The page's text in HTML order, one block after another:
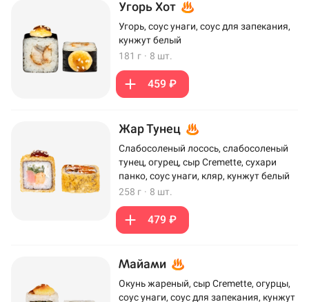
Угорь Хот
Угорь, соус унаги, соус для запекания,
кунжут белый
181 г · 8 шт.
459 ₽
Жар Тунец
Слабосоленый лосось, слабосоленый
тунец, огурец, сыр Cremette, сухари
панко, соус унаги, кляр, кунжут белый
258 г · 8 шт.
479 ₽
Майами
Окунь жареный, сыр Cremette, огурцы,
соус унаги, соус для запекания, кунжут